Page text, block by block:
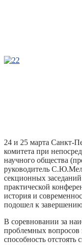
2
24 и 25 марта Санкт-
комитета при
научного общества
руководитель
секционных
практической
история и
подошел к
В соревновании за
проблемных вопросов
способность